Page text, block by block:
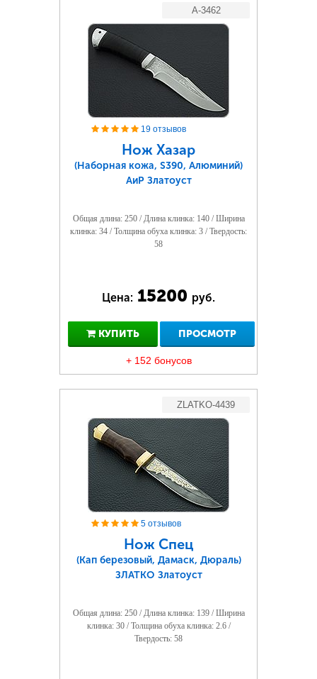
A-3462
19 отзывов
Нож Хазар
(Наборная кожа, S390, Алюминий)
АиР Златоуст
Общая длина: 250 / Длина клинка: 140 / Ширина
клинка: 34 / Толщина обуха клинка: 3 / Твердость:
58
Цена: 15200 руб.
КУПИТЬ ПРОСМОТР
+ 152 бонусов
ZLATKO-4439
5 отзывов
Нож Спец
(Кап березовый, Дамаск, Дюраль)
ЗЛАТКО Златоуст
Общая длина: 250 / Длина клинка: 139 / Ширина
клинка: 30 / Толщина обуха клинка: 2.6 /
Твердость: 58